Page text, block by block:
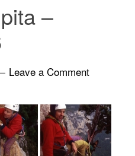
–
Leave a Comment